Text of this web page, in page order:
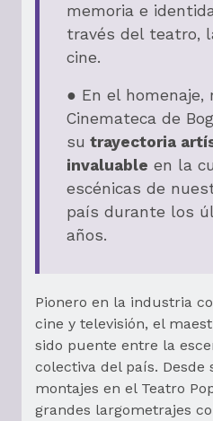
memoria e
través del teatro,
cine.
● En el homenaje,
Cinemateca de
su trayectoria
invaluable en la
escénicas de
país durante los
años.
Pionero en la industria
cine y televisión, el
sido puente entre la
colectiva del país. Desde
montajes en el Teatro
grandes largometrajes